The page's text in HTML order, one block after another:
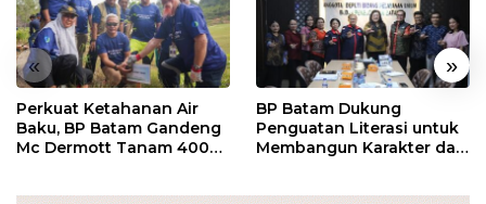
« »
Perkuat Ketahanan Air
Baku, BP Batam Gandeng
Mc Dermott Tanam 400
BP Batam Dukung
Penguatan Literasi untuk
Membangun Karakter dan